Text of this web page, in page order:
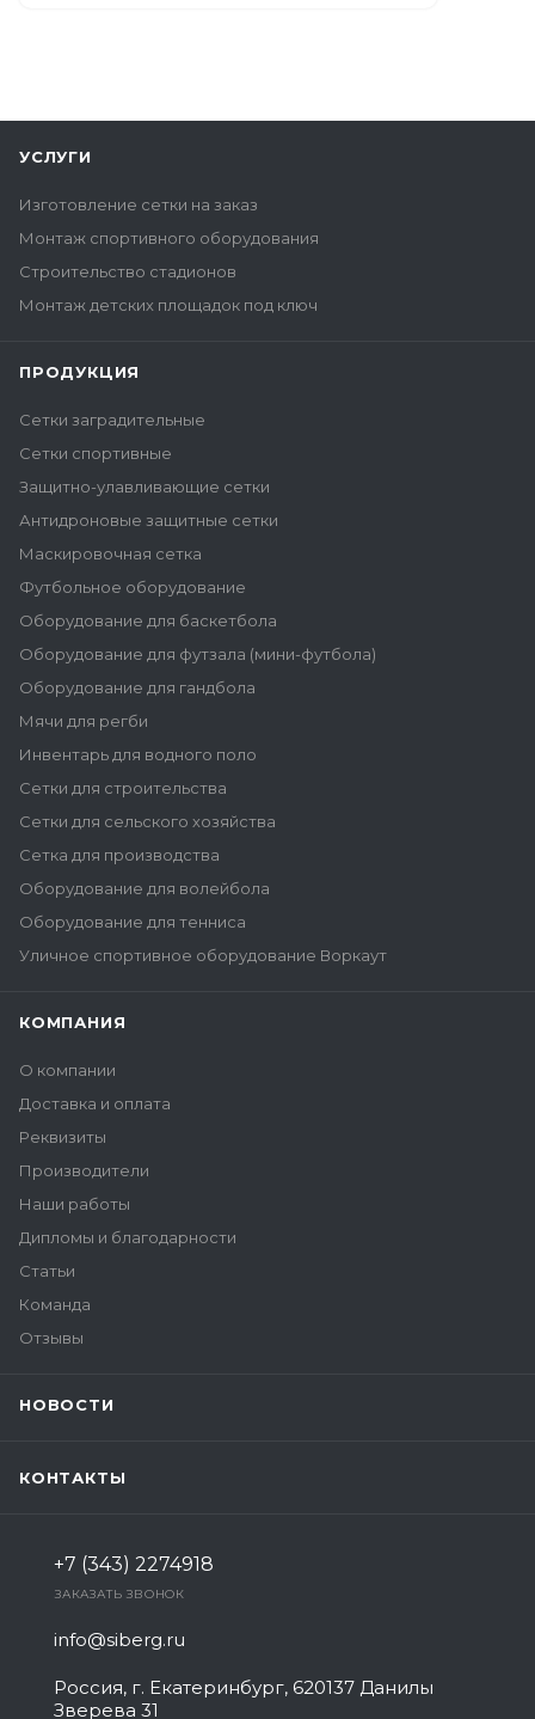
УСЛУГИ
Изготовление сетки на заказ
Монтаж спортивного оборудования
Строительство стадионов
Монтаж детских площадок под ключ
ПРОДУКЦИЯ
Сетки заградительные
Сетки спортивные
Защитно-улавливающие сетки
Антидроновые защитные сетки
Маскировочная сетка
Футбольное оборудование
Оборудование для баскетбола
Оборудование для футзала (мини-футбола)
Оборудование для гандбола
Мячи для регби
Инвентарь для водного поло
Сетки для строительства
Сетки для сельского хозяйства
Сетка для производства
Оборудование для волейбола
Оборудование для тенниса
Уличное спортивное оборудование Воркаут
КОМПАНИЯ
О компании
Доставка и оплата
Реквизиты
Производители
Наши работы
Дипломы и благодарности
Статьи
Команда
Отзывы
НОВОСТИ
КОНТАКТЫ
+7 (343) 2274918
ЗАКАЗАТЬ ЗВОНОК
info@siberg.ru
Россия, г. Екатеринбург, 620137 Данилы
Зверева 31